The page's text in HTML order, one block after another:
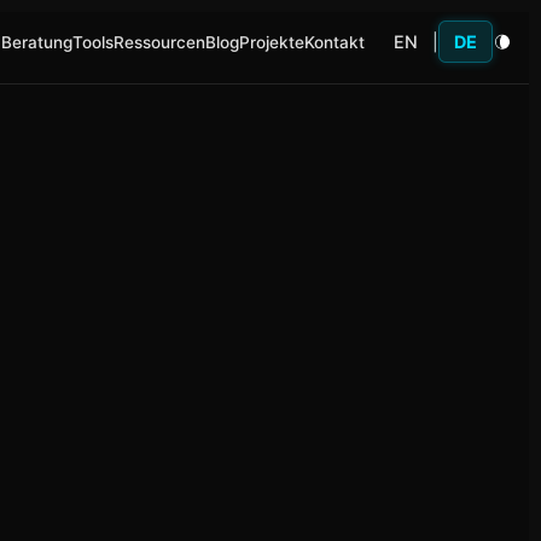
ToolsRessourcenBlogProjekteKontakt EN DE